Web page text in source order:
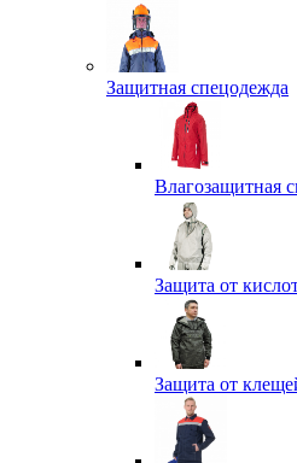
Защитная спецодежда
Влагозащитная
Защита от
Защита от